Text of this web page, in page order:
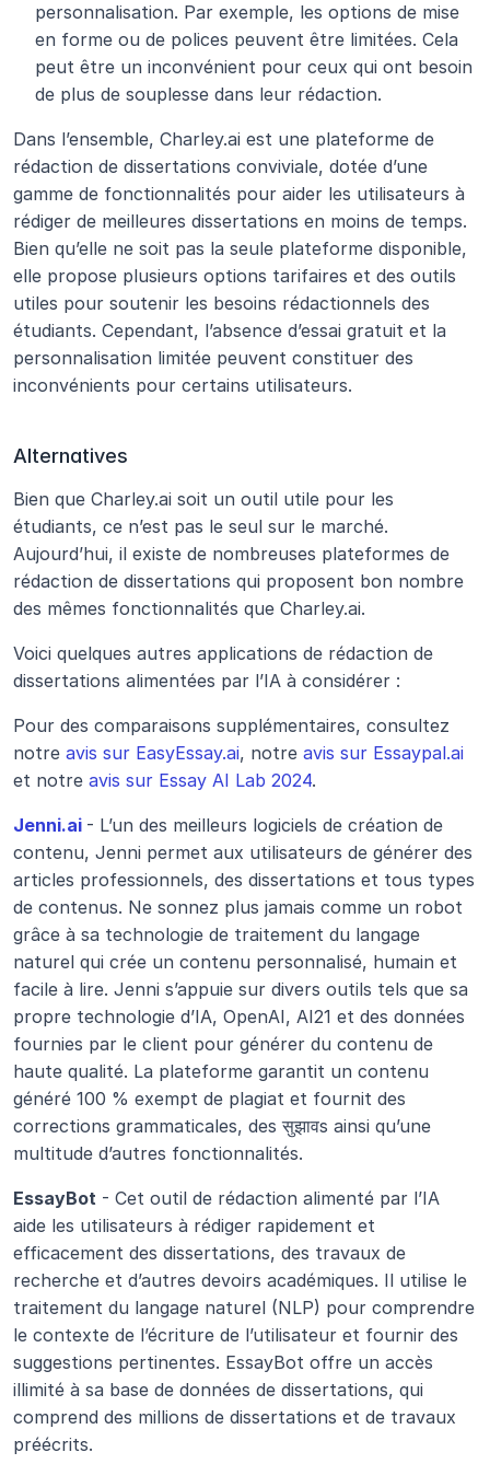
personnalisation. Par exemple, les options de mise
en forme ou de polices peuvent être limitées. Cela
peut être un inconvénient pour ceux qui ont besoin
de plus de souplesse dans leur rédaction.
Dans l’ensemble, Charley.ai est une plateforme de
rédaction de dissertations conviviale, dotée d’une
gamme de fonctionnalités pour aider les utilisateurs à
rédiger de meilleures dissertations en moins de temps.
Bien qu’elle ne soit pas la seule plateforme disponible,
elle propose plusieurs options tarifaires et des outils
utiles pour soutenir les besoins rédactionnels des
étudiants. Cependant, l’absence d’essai gratuit et la
personnalisation limitée peuvent constituer des
inconvénients pour certains utilisateurs.
Alternatives
Bien que Charley.ai soit un outil utile pour les
étudiants, ce n’est pas le seul sur le marché.
Aujourd’hui, il existe de nombreuses plateformes de
rédaction de dissertations qui proposent bon nombre
des mêmes fonctionnalités que Charley.ai.
Voici quelques autres applications de rédaction de
dissertations alimentées par l’IA à considérer :
Pour des comparaisons supplémentaires, consultez
notre avis sur EasyEssay.ai, notre avis sur Essaypal.ai
et notre avis sur Essay AI Lab 2024.
Jenni.ai - L’un des meilleurs logiciels de création de
contenu, Jenni permet aux utilisateurs de générer des
articles professionnels, des dissertations et tous types
de contenus. Ne sonnez plus jamais comme un robot
grâce à sa technologie de traitement du langage
naturel qui crée un contenu personnalisé, humain et
facile à lire. Jenni s’appuie sur divers outils tels que sa
propre technologie d’IA, OpenAI, AI21 et des données
fournies par le client pour générer du contenu de
haute qualité. La plateforme garantit un contenu
généré 100 % exempt de plagiat et fournit des
corrections grammaticales, des सुझावs ainsi qu’une
multitude d’autres fonctionnalités.
EssayBot - Cet outil de rédaction alimenté par l’IA
aide les utilisateurs à rédiger rapidement et
efficacement des dissertations, des travaux de
recherche et d’autres devoirs académiques. Il utilise le
traitement du langage naturel (NLP) pour comprendre
le contexte de l’écriture de l’utilisateur et fournir des
suggestions pertinentes. EssayBot offre un accès
illimité à sa base de données de dissertations, qui
comprend des millions de dissertations et de travaux
préécrits.